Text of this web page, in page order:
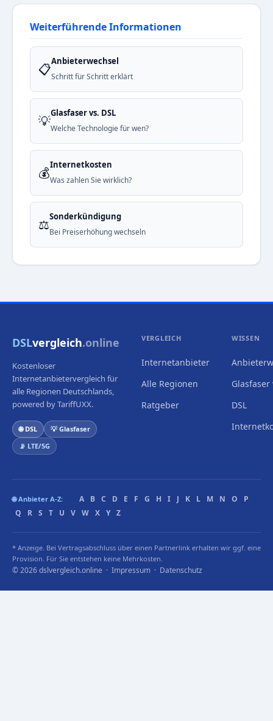
Weiterführende Informationen
📋Anbieterwechsel
Schritt für Schritt erklärt
💡Glasfaser vs. DSL
Welche Technologie für wen?
💰Internetkosten
Was zahlen Sie wirklich?
⚖️Sonderkündigung
Bei Preiserhöhung wechseln
DSLvergleich.online
Kostenloser
Internetanbietervergleich für
alle Regionen Deutschlands,
powered by TariffUXX.
🌐 DSL
💡 Glasfaser
📡 LTE/5G
VERGLEICH
Internetanbieter
Alle Regionen
Ratgeber
WISSEN
Glasfaser
DSL
🌐 Anbieter A-Z: A B C D E F G H I J K L M N O
P
Q
R S T U V W X Y Z
* Anzeige. Bei Vertragsabschluss über einen Partnerlink erhalten wir ggf. eine
Provision. Für Sie entstehen keine Mehrkosten.
© 2026 dslvergleich.online · Impressum · Datenschutz